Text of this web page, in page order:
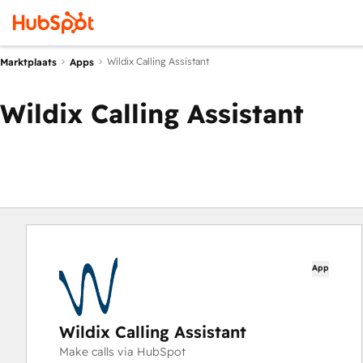
Marktplaats Apps Wildix Calling Assistant
Wildix Calling Assistant
App
Wildix Calling Assistant
Make calls via HubSpot